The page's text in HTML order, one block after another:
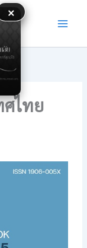
×
ศไทย